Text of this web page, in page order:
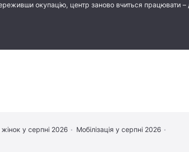
окупацію, центр заново вчиться працювати –
жінок у серпні 2026
Мобілізація у серпні 2026